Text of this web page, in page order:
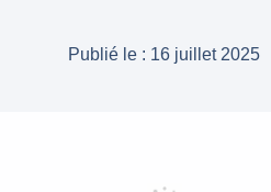
Publié le : 16 juillet 2025